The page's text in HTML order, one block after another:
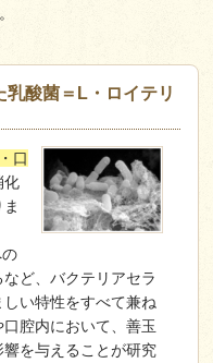
酸菌＝L・ロイテリ
口
化
ど、バクテリアセラ
い特性をすべて兼ね
腔内において、善玉
を与えることが研究